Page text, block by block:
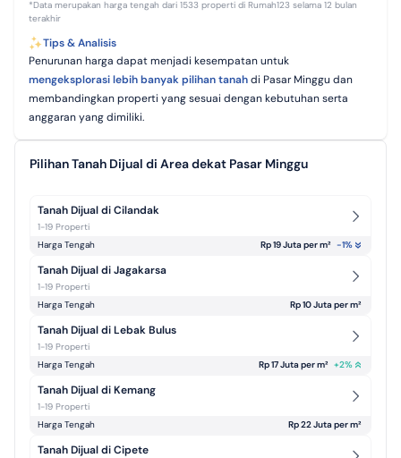
*Data merupakan harga tengah dari 1533 properti di Rumah123 selama 12 bulan
terakhir
Tips & Analisis
Penurunan harga dapat menjadi kesempatan untuk
mengeksplorasi lebih banyak pilihan tanahdi Pasar Minggu dan
membandingkan properti yang sesuai dengan kebutuhan serta
anggaran yang dimiliki.
Pilihan Tanah Dijual di Area dekat Pasar Minggu
Tanah Dijual di Cilandak
1-19 Properti
Harga Tengah
Rp 19 Juta per m² -1%
Tanah Dijual di Jagakarsa
1-19 Properti
Harga Tengah
Rp 10 Juta per m²
Tanah Dijual di Lebak Bulus
1-19 Properti
Harga Tengah
Rp 17 Juta per m² +2%
Tanah Dijual di Kemang
1-19 Properti
Harga Tengah
Rp 22 Juta per m²
Tanah Dijual di Cipete